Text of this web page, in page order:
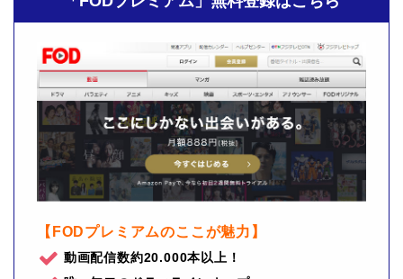
【FODプレミアムのここが魅力】
動画配信数約20.000本以上！